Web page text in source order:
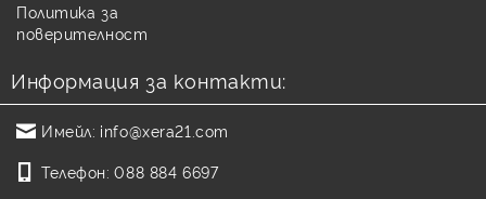
Политика за
поверителност
Информация за контакти:
Имейл: info@xera21.com
Телефон: 088 884 6697